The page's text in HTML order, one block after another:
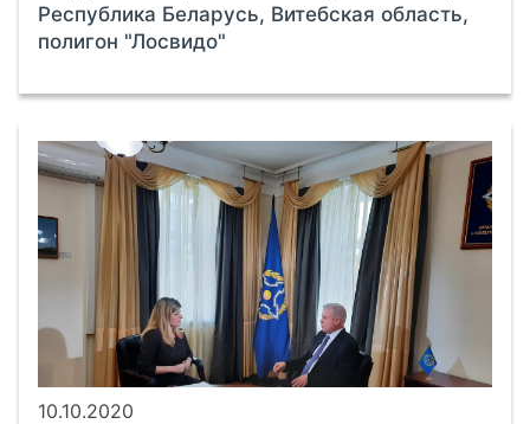
Республика Беларусь, Витебская область,
полигон "Лосвидо"
10.10.2020